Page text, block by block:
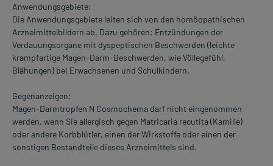
Anwendungsgebiete:
Die Anwendungsgebiete leiten sich von den homöopathischen
Arzneimittelbildern ab. Dazu gehören: Entzündungen der
Verdauungsorgane mit dyspeptischen Beschwerden (leichte
krampfartige Magen-Darm-Beschwerden, wie Völlegefühl,
Blähungen) bei Erwachsenen und Schulkindern.
Gegenanzeigen:
Magen-Darmtropfen N Cosmochema darf nicht eingenommen
werden, wenn Sie allergisch gegen Matricaria recutita (Kamille)
oder andere Korbblütler, einen der Wirkstoffe oder einen der
sonstigen Bestandteile dieses Arzneimittels sind.